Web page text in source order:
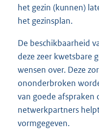
het gezin (kunnen)
het gezinsplan.
De beschikbaarheid
deze zeer kwetsbare
wensen over. Deze
ononderbroken
van goede afspraken
netwerkpartners
vormgegeven.